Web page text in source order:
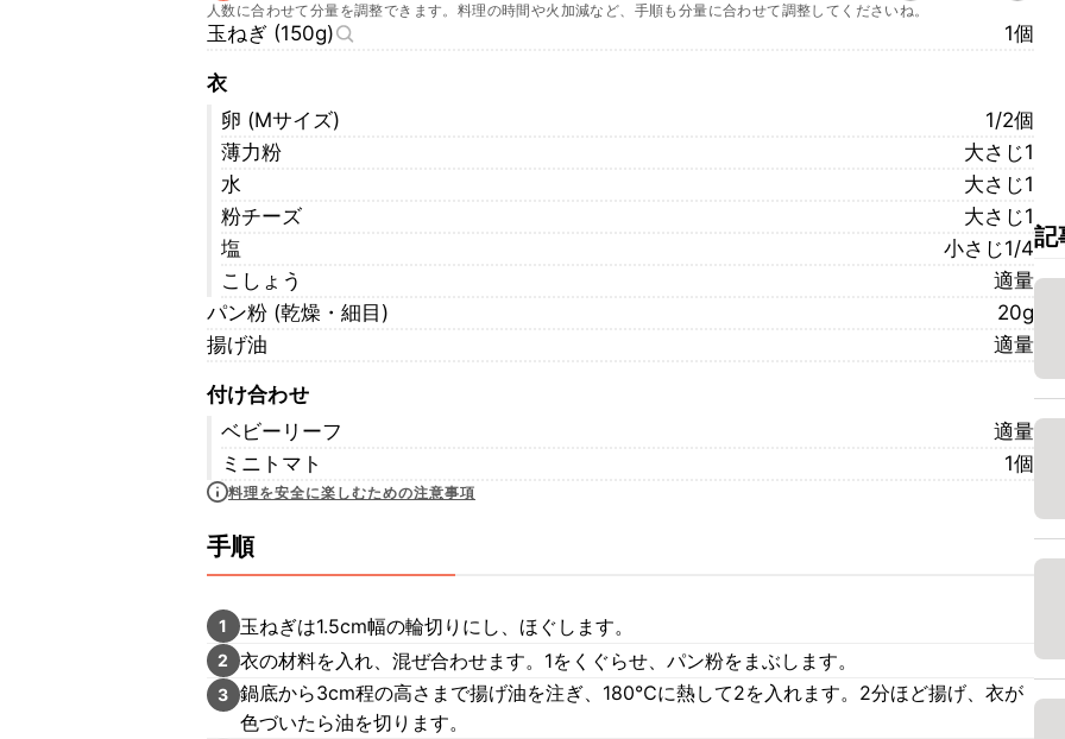
人数に合わせて分量を調整できます。料理の時間や火加減など、手順も分量に合わせて調整してくださいね。
玉ねぎ (150g) 1個
衣
卵 (Mサイズ)
1/2個
薄力粉
大さじ1
水
大さじ1
粉チーズ
大さじ1
塩
小さじ1/4
こしょう
適量
パン粉 (乾燥・細目)
20g
揚げ油
適量
付け合わせ
ベビーリーフ
適量
ミニトマト
1個
料理を安全に楽しむための注意事項
手順
1 玉ねぎは1.5cm幅の輪切りにし、ほぐします。
2 衣の材料を入れ、混ぜ合わせます。1をくぐらせ、パン粉をまぶします。
3 鍋底から3cm程の高さまで揚げ油を注ぎ、180℃に熱して2を入れます。2分ほど揚げ、衣が
色づいたら油を切ります。
記